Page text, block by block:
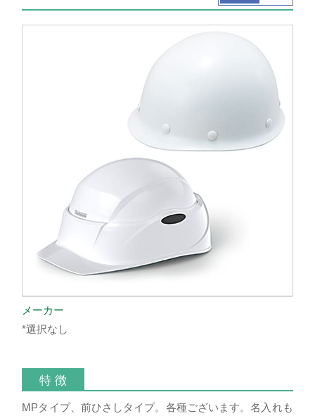
メーカー
*選択なし
特 徴
MPタイプ、前ひさしタイプ。各種ございます。名入れも